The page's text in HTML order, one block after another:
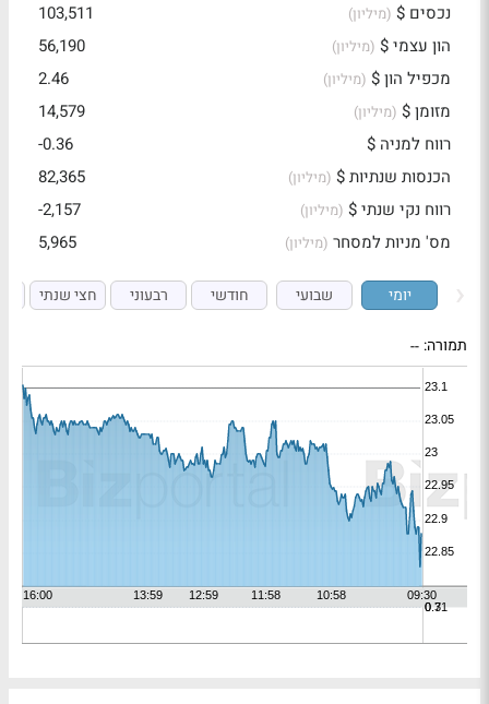
נכסים $ (מיליון)
103,511
הון עצמי $ (מיליון)
56,190
מכפיל הון $ (מיליון)
2.46
מזומן $ (מיליון)
14,579
רווח למניה $
-0.36
הכנסות שנתיות $ (מיליון)
82,365
רווח נקי שנתי $ (מיליון)
-2,157
מס' מניות למסחר (מיליון) 5,965
יומי שבועי חודשי רבעוני חצי שנתי
תמורה: --